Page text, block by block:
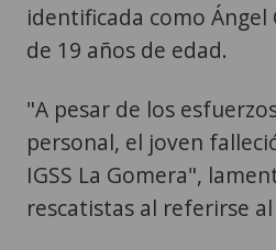
identificada como Ángel
de 19 años de edad.
"A pesar de los
personal, el joven
IGSS La Gomera",
rescatistas al referirse